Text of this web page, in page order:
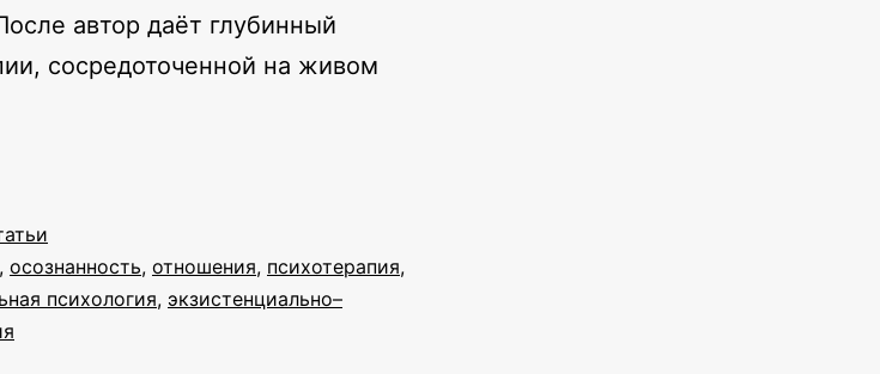
автор даёт глубинный
сосредоточенной на живом
, осознанность, отношения, психотерапия,
психология, экзистенциально–